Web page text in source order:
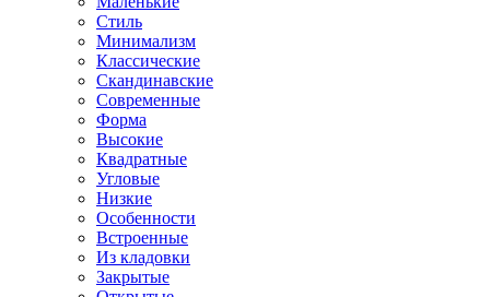
Стиль
Минимализм
Классические
Скандинавские
Современные
Форма
Высокие
Квадратные
Угловые
Низкие
Особенности
Встроенные
Из кладовки
Закрытые